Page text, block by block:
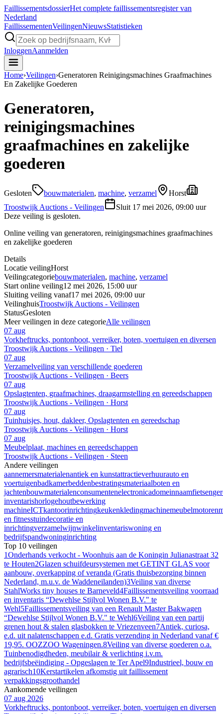
FaillissementsdossierHet complete faillissementsregister van
Nederland
FaillissementenVeilingenNieuwsStatistieken
InloggenAanmelden
Home›Veilingen›Generatoren Reinigingsmachines Graafmachines
En Zakelijke Goederen
Generatoren,
reinigingsmachines
graafmachines en zakelijke
goederen
Gesloten bouwmaterialen, machine, verzamel
Horst
Troostwijk Auctions - Veilingen
Sluit 17 mei 2026, 09:00 uur
Deze veiling is gesloten.
Online veiling van generatoren, reinigingsmachines graafmachines
en zakelijke goederen
Details
Locatie veilingHorst
Veilingcategoriebouwmaterialen, machine, verzamel
Start online veiling12 mei 2026, 15:00 uur
Sluiting veiling vanaf17 mei 2026, 09:00 uur
VeilinghuisTroostwijk Auctions - Veilingen
StatusGesloten
Meer veilingen in deze categorieAlle veilingen
07 aug
Vorkheftrucks, pontonboot, verreiker, boten, voertuigen en diversen
Troostwijk Auctions - Veilingen · Tiel
07 aug
Verzamelveiling van verschillende goederen
Troostwijk Auctions - Veilingen · Beers
07 aug
Opslagtenten, graafmachines, draagarmstelling en gereedschappen
Troostwijk Auctions - Veilingen · Horst
07 aug
Tuinhuisjes, hout, dakleer, Opslagtenten en gereedschap
Troostwijk Auctions - Veilingen · Horst
07 aug
Meubelplaat, machines en gereedschappen
Troostwijk Auctions - Veilingen · Steen
Andere veilingen
aannemersmaterialenantiek en kunstattractieverhuurauto en
voertuigenbadkamerbeddenbestratingsmateriaalboten en
jachtenbouwmaterialenconsumentenelectronicadomeinnaamfietsen
inventarishorlogehoutbewerking
machineICTkantoorinrichtingkeukenkledingmachinemeubelmotoren
en fitnesstuindecoratie en
inrichtingverzamelwijnwinkelinventariswoning en
bedrijfspandwoninginrichting
Top 10 veilingen
1Onderhands verkocht - Woonhuis aan de Koningin Julianastraat 32
te Houten2Glazen schuifdeursystemen met GETINT GLAS voor
aanbouw, overkapping of veranda (Gratis thuisbezorging binnen
Nederland, m.u.v. de Waddeneilanden)3Veiling van diverse
StahlWorks tiny houses te Barneveld4Faillissementsveiling voorraad
en inventaris “Dewehlse Stijlvol Wonen B.V." te
Wehl5Faillissementsveiling van een Renault Master Bakwagen
“Dewehlse Stijlvol Wonen B.V." te Wehl6Veiling van een partij
grenen hout & stalen glasbokken te Vriezenveen7Antiek, curiosa,
e.d. uit nalatenschappen e.d. Gratis verzending in Nederland vanaf €
19,95. OOZZOO Wageningen.8Veiling van diverse goederen o.a.
Tuinbenodigdheden, meubilair & verlichting i.v.m.
bedrijfsbeëindiging - Opgeslagen te Ter Apel9Industrieel, bouw en
agrarisch10Kerstartikelen afkomstig uit faillissement
verpakkingsgroothandel
Aankomende veilingen
07 aug 2026
Vorkheftrucks, pontonboot, verreiker, boten, voertuigen en diversen